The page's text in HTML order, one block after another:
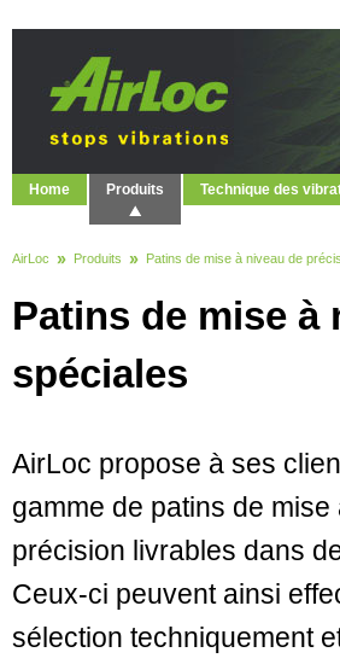
Home Produits Technique des
AirLoc Produits Patins de mise à niveau de
Patins de mise
spéciales
AirLoc propose à ses
gamme de patins de mise
précision livrables dans
Ceux-ci peuvent ainsi
sélection techniquement